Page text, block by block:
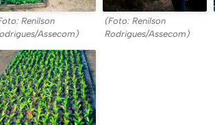
Renilson
Assecom)
(Foto: Renilson
Rodrigues/Assecom)